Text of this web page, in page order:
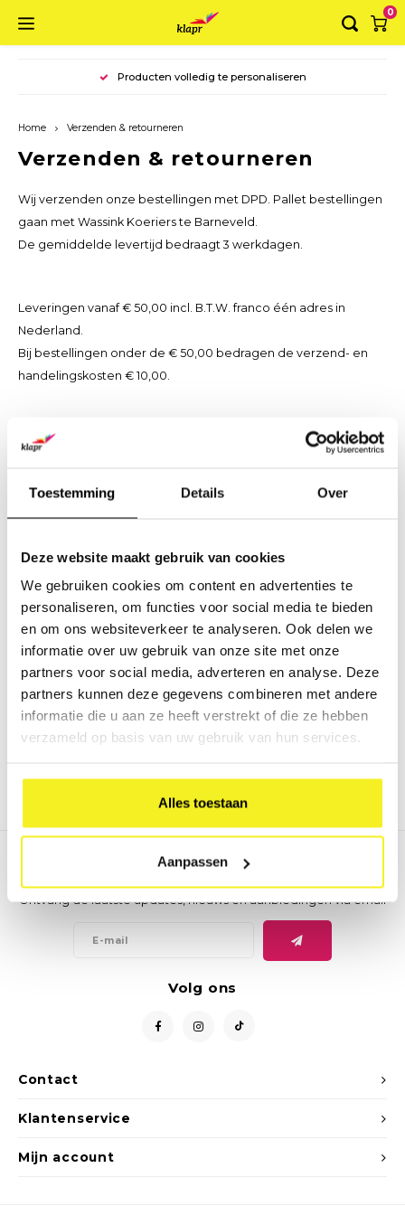
Toestemming Details Over
Deze website maakt gebruik van cookies
We gebruiken cookies om content en advertenties te
personaliseren, om functies voor social media te bieden
en om ons websiteverkeer te analyseren. Ook delen we
informatie over uw gebruik van onze site met onze
partners voor social media, adverteren en analyse. Deze
partners kunnen deze gegevens combineren met andere
informatie die u aan ze heeft verstrekt of die ze hebben
verzameld op basis van uw gebruik van hun services.
Alles toestaan
Aanpassen
Hoofdmenu / ringbanden
Luxe ringband A4
Luxe Ringband A5
Ringband A4 landscape
Planner
Hoofdmenu / mappen
Elastomap A4
Elastomap A3
Envelopmap
Hoofdmenu / dozen
Opbergbox
Opbergdoos
Luxe opbergdoos
Hoofdmenu / koffers
Koffer A4
Koffer A3
Hoofdmenu
Nederlands
English
0
Producten volledig te personaliseren
Home Verzenden & retourneren
Verzenden & retourneren
Wij verzenden onze bestellingen met DPD. Pallet bestellingen
gaan met Wassink Koeriers te Barneveld.
De gemiddelde levertijd bedraagt 3 werkdagen.
Leveringen vanaf € 50,00 incl. B.T.W. franco één adres in
Nederland.
Bij bestellingen onder de € 50,00 bedragen de verzend- en
handelingskosten € 10,00.
De genoemde verzendkosten worden per bestelling in
aanvraag Retouren kunnen met de klantenservice besproken
U kunt uw bestelling ook afhalen bij ons magazijn. Dit kan
kunt u aangeven dat u de goederen wilt afhalen. U ontvangt
van ons een mail met de informatie wanneer de zending voor
afhalen gereed staat. U kan dan aangeven wanneer u de
goederen af wilt halen.
Contact
Nieuwsbrief
Ontvang de laatste updates, nieuws en aanbiedingen via email
Volg ons
Klantenservice
Mijn account